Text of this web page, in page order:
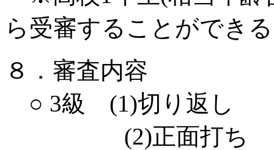
ら受審することができる
８．審査内容
○ 3級 (1)切り返し
(2)正面打ち